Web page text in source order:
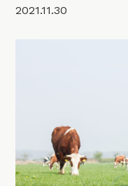
2021.11.30